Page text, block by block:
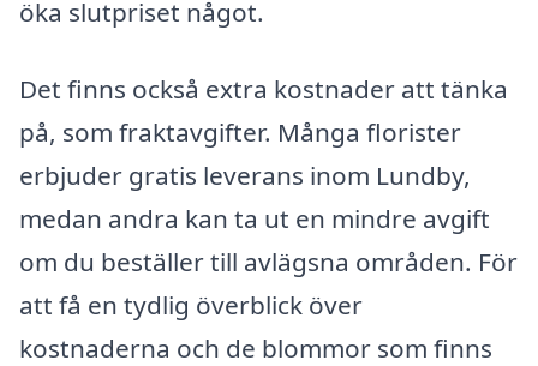
öka slutpriset något.
Det finns också extra kostnader att tänka
på, som fraktavgifter. Många florister
erbjuder gratis leverans inom Lundby,
medan andra kan ta ut en mindre avgift
om du beställer till avlägsna områden. För
att få en tydlig överblick över
kostnaderna och de blommor som finns